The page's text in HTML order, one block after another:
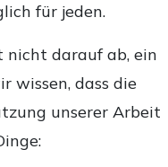
für jeden.
nicht darauf ab, ein
wissen, dass die
unserer Arbeit